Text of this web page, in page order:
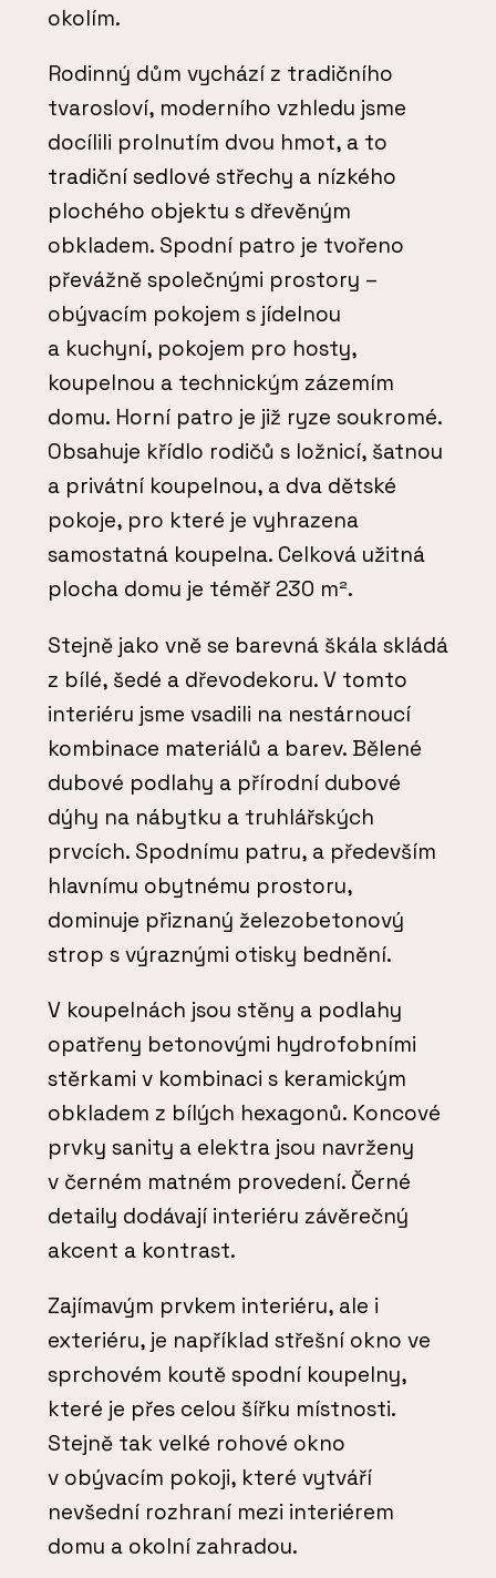
okolím.
Rodinný dům vychází z tradičního
tvarosloví, moderního vzhledu jsme
docílili prolnutím dvou hmot, a to
tradiční sedlové střechy a nízkého
plochého objektu s dřevěným
obkladem. Spodní patro je tvořeno
převážně společnými prostory –
obývacím pokojem s jídelnou
a kuchyní, pokojem pro hosty,
koupelnou a technickým zázemím
domu. Horní patro je již ryze soukromé.
Obsahuje křídlo rodičů s ložnicí, šatnou
a privátní koupelnou, a dva dětské
pokoje, pro které je vyhrazena
samostatná koupelna. Celková užitná
plocha domu je téměř 230 m².
Stejně jako vně se barevná škála skládá
z bílé, šedé a dřevodekoru. V tomto
interiéru jsme vsadili na nestárnoucí
kombinace materiálů a barev. Bělené
dubové podlahy a přírodní dubové
dýhy na nábytku a truhlářských
prvcích. Spodnímu patru, a především
hlavnímu obytnému prostoru,
dominuje přiznaný železobetonový
strop s výraznými otisky bednění.
V koupelnách jsou stěny a podlahy
opatřeny betonovými hydrofobními
stěrkami v kombinaci s keramickým
obkladem z bílých hexagonů. Koncové
prvky sanity a elektra jsou navrženy
v černém matném provedení. Černé
detaily dodávají interiéru závěrečný
akcent a kontrast.
Zajímavým prvkem interiéru, ale i
exteriéru, je například střešní okno ve
sprchovém koutě spodní koupelny,
které je přes celou šířku místnosti.
Stejně tak velké rohové okno
v obývacím pokoji, které vytváří
nevšední rozhraní mezi interiérem
domu a okolní zahradou.